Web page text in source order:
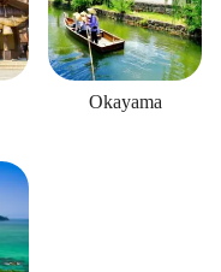
Okayama